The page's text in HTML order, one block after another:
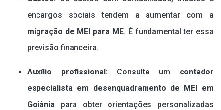
encargos sociais tendem a aumentar com a
migração de MEI para ME. É fundamental ter essa
previsão financeira.
Auxílio profissional: Consulte um contador
especialista em desenquadramento de MEI em
Goiânia para obter orientações personalizadas